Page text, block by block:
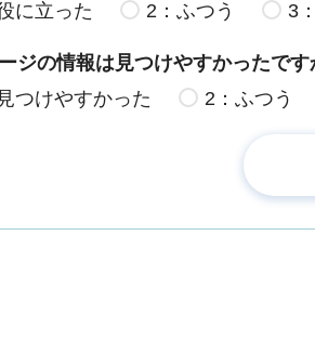
に立った
2：ふつう 3
ジの情報は見つけやすかったです
つけやすかった
2：ふつう